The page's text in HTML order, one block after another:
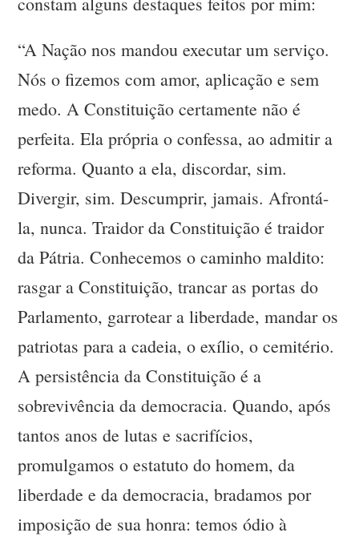
“A Nação nos mandou executar um serviço.
Nós o fizemos com amor, aplicação e sem
medo. A Constituição certamente não é
perfeita. Ela própria o confessa, ao admitir a
reforma. Quanto a ela, discordar, sim.
Divergir, sim. Descumprir, jamais. Afrontá-
la, nunca. Traidor da Constituição é traidor
da Pátria. Conhecemos o caminho maldito:
rasgar a Constituição, trancar as portas do
Parlamento, garrotear a liberdade, mandar os
patriotas para a cadeia, o exílio, o cemitério.
A persistência da Constituição é a
sobrevivência da democracia. Quando, após
tantos anos de lutas e sacrifícios,
promulgamos o estatuto do homem, da
liberdade e da democracia, bradamos por
imposição de sua honra: temos ódio à